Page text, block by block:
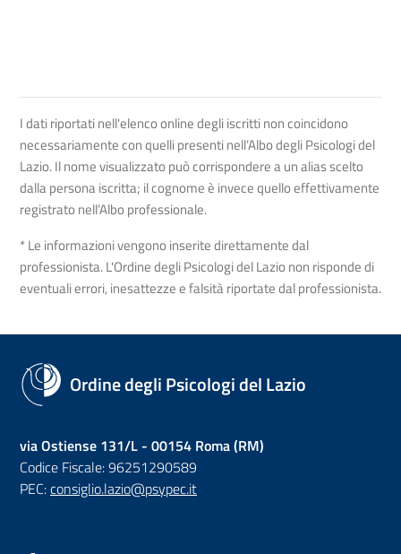
I dati riportati nell'elenco online degli iscritti non coincidono
necessariamente con quelli presenti nell’Albo degli Psicologi del
Lazio. Il nome visualizzato può corrispondere a un alias scelto
dalla persona iscritta; il cognome è invece quello effettivamente
registrato nell’Albo professionale.
* Le informazioni vengono inserite direttamente dal
professionista. L'Ordine degli Psicologi del Lazio non risponde di
eventuali errori, inesattezze e falsità riportate dal professionista.
Ordine degli Psicologi del Lazio
via Ostiense 131/L - 00154 Roma (RM)
Codice Fiscale: 96251290589
PEC:consiglio.lazio@psypec.it